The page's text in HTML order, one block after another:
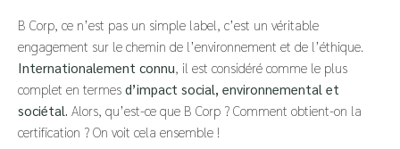
B Corp, ce n’est pas un simple label, c’est un véritable
engagement sur le chemin de l’environnement et de l’éthique.
Internationalement connu , il est considéré comme le plus
complet en termes d’impact social, environnemental et
sociétal. Alors, qu’est-ce que B Corp ? Comment obtient-on la
certification ? On voit cela ensemble !